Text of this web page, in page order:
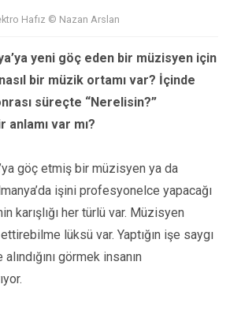
Hafız © Nazan Arslan
yeni göç eden bir müzisyen için
bir müzik ortamı var? İçinde
süreçte “Nerelisin?”
var mı?
göç etmiş bir müzisyen ya da
işini profesyonelce yapacağı
karışlığı her türlü var. Müzisyen
lüksü var. Yaptığın işe saygı
görmek insanın